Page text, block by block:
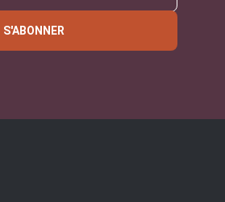
S'ABONNER